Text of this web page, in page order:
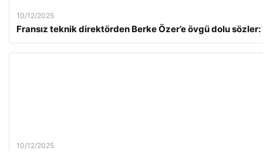
10/12/2025
Fransız teknik direktörden Berke Özer’e övgü dolu sözler:
10/12/2025